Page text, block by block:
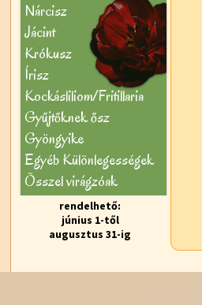
Nárcisz
Jácint
Krókusz
Írisz
Kockásliliom/Fritillaria
Gyűjtőknek ősz
Gyöngyike
Egyéb Különlegességek
Õsszel virágzóak
rendelhető:
június 1-től
augusztus 31-ig